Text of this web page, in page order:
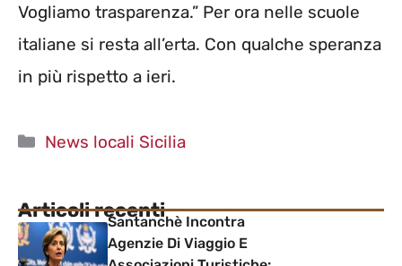
Vogliamo trasparenza.” Per ora nelle scuole
italiane si resta all’erta. Con qualche speranza
in più rispetto a ieri.
Categorie
News locali Sicilia
Articoli recentiSantanchè Incontra
Agenzie Di Viaggio E